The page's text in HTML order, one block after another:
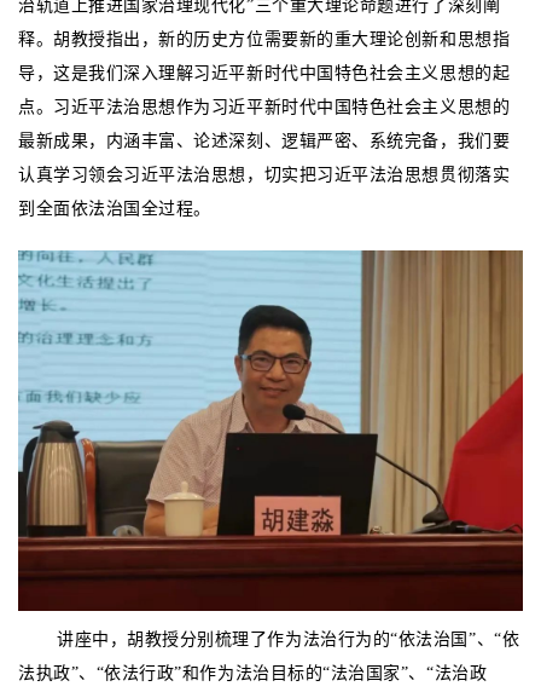
治轨道上推进国家治理现代化”三个重大理论命题进行了深刻阐
释。胡教授指出，新的历史方位需要新的重大理论创新和思想指
导，这是我们深入理解习近平新时代中国特色社会主义思想的起
点。习近平法治思想作为习近平新时代中国特色社会主义思想的
最新成果，内涵丰富、论述深刻、逻辑严密、系统完备，我们要
认真学习领会习近平法治思想，切实把习近平法治思想贯彻落实
到全面依法治国全过程。
讲座中，胡教授分别梳理了作为法治行为的“依法治国”、“依
法执政”、“依法行政”和作为法治目标的“法治国家”、“法治政